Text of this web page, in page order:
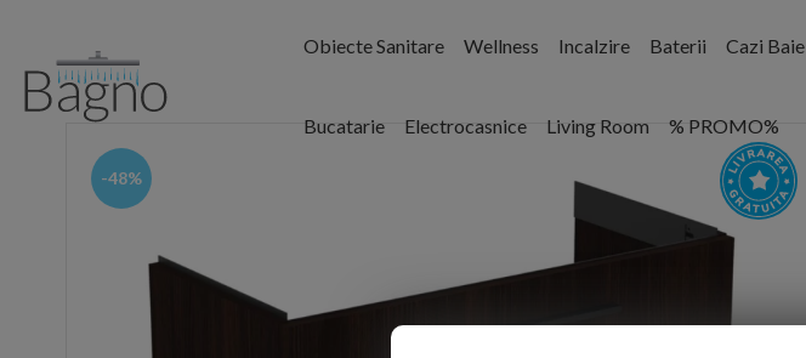
Obiecte Sanitare Wellness Incalzire Baterii Cazi Baie
Bucatarie Electrocasnice Living Room % PROMO%
-48%